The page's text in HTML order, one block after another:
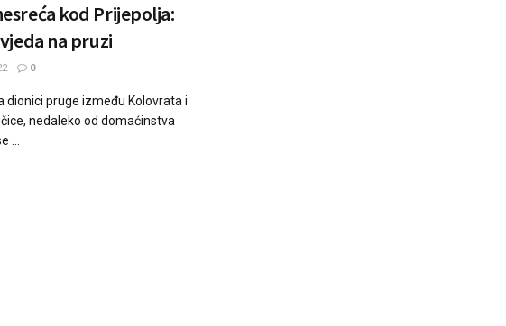
kod Prijepolja:
na pruzi
0
dionici pruge između Kolovrata i
nedaleko od domaćinstva
...